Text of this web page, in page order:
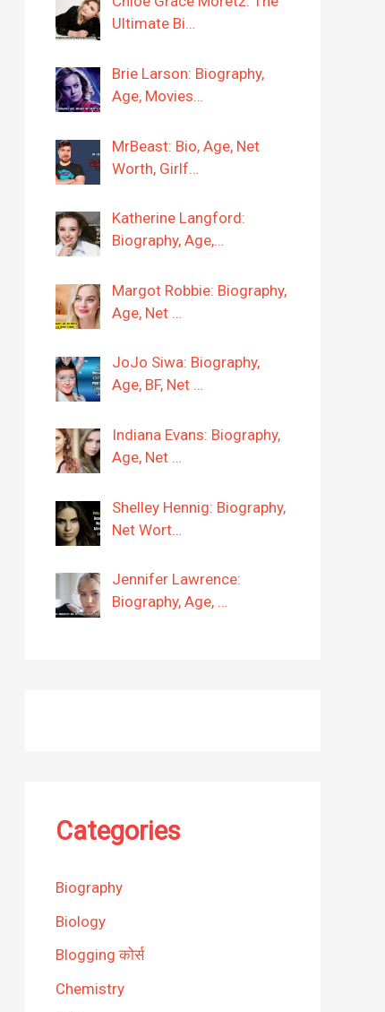
Ultimate Bi…
Brie Larson: Biography,
Age, Movies…
MrBeast: Bio, Age, Net
Worth, Girlf…
Katherine Langford:
Biography, Age,…
Margot Robbie: Biography,
Age, Net …
JoJo Siwa: Biography,
Age, BF, Net …
Indiana Evans: Biography,
Age, Net …
Shelley Hennig: Biography,
Net Wort…
Jennifer Lawrence:
Biography, Age, …
Categories
Biography
Biology
Blogging कोर्स
Chemistry